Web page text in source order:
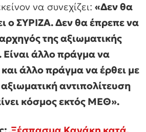
να συνεχίζει: «Δεν θα
ο ΣΥΡΙΖΑ. Δεν θα έπρεπε να
της αξιωματικής
Είναι άλλο πράγμα να
άλλο πράγμα να έρθει με
αντιπολίτευση
κόσμος εκτός ΜΕΘ».